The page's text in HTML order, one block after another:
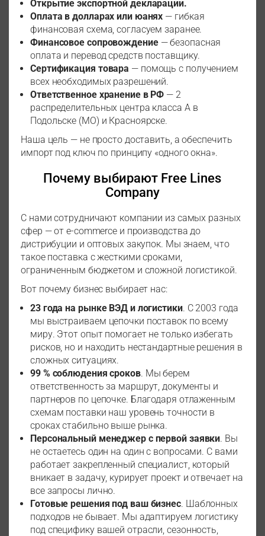
Открытие экспортной декларации.
Оплата в долларах или юанях — гибкая
финансовая схема, согласуем заранее.
Финансовое сопровождение— безопасная
оплата и перевод средств поставщику.
Сертификация товара — помощь с получением
всех необходимых разрешений.
Ответственное хранение в РФ — 2
распределительных центра класса А в
Подольске (МО) и Красноярске.
Наша цель — не просто доставить, а обеспечить
импорт под ключ по принципу «одного окна».
Почему выбирают Free Lines
Company
С нами сотрудничают компании из самых разных
сфер — от e-commerce и производства до
дистрибуции и оптовых закупок. Мы знаем, что
такое поставка с жесткими сроками,
ограниченным бюджетом и сложной логистикой.
Вот почему бизнес выбирает нас:
23 года на рынке ВЭД и логистики. С 2003 года
мы выстраиваем цепочки поставок по всему
миру. Этот опыт помогает не только избегать
рисков, но и находить нестандартные решения в
сложных ситуациях.
99 % соблюдения сроков. Мы берем
ответственность за маршрут, документы и
партнеров по цепочке. Благодаря отлаженным
схемам поставки наш уровень точности в
сроках стабильно выше рынка.
Персональный менеджер с первой заявки. Вы
не остаетесь один на один с вопросами. С вами
работает закрепленный специалист, который
вникает в задачу, курирует проект и отвечает на
все запросы лично.
Готовые решения под ваш бизнес. Шаблонных
подходов не бывает. Мы адаптируем логистику
под специфику вашей отрасли, сезонность,